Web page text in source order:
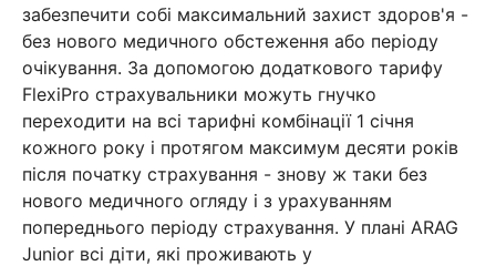
забезпечити собі максимальний захист здоров'я -
без нового медичного обстеження або періоду
очікування. За допомогою додаткового тарифу
FlexiPro страхувальники можуть гнучко
переходити на всі тарифні комбінації 1 січня
кожного року і протягом максимум десяти років
після початку страхування - знову ж таки без
нового медичного огляду і з урахуванням
попереднього періоду страхування. У плані ARAG
Junior всі діти, які проживають у